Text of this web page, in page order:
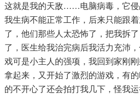
这就是我的天敌……电脑病毒，它侵
我生病不能正常工作，后来只能跟
了，他们那些人太恐怖了，把我拆
了，医生给我治完病后我活力充沛
戏可是小主人的强项，我回到家刚
拿起来，又开始了激烈的游戏，有
的不开心了还会拍打我几下，怪我